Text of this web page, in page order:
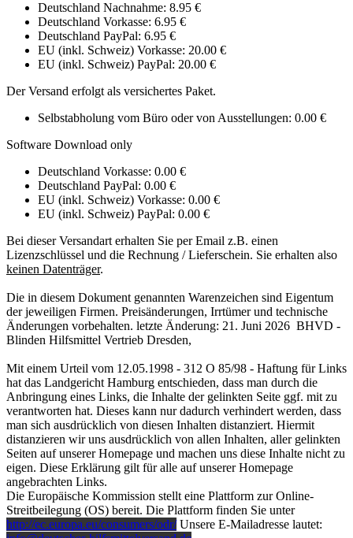
Deutschland Nachnahme: 8.95 €
Deutschland Vorkasse: 6.95 €
Deutschland PayPal: 6.95 €
EU (inkl. Schweiz) Vorkasse: 20.00 €
EU (inkl. Schweiz) PayPal: 20.00 €
Der Versand erfolgt als versichertes Paket.
Selbstabholung vom Büro oder von Ausstellungen: 0.00 €
Software Download only
Deutschland Vorkasse: 0.00 €
Deutschland PayPal: 0.00 €
EU (inkl. Schweiz) Vorkasse: 0.00 €
EU (inkl. Schweiz) PayPal: 0.00 €
Bei dieser Versandart erhalten Sie per Email z.B. einen
Lizenzschlüssel und die Rechnung / Lieferschein. Sie erhalten also
keinen Datenträger.
Die in diesem Dokument genannten Warenzeichen sind Eigentum
der jeweiligen Firmen. Preisänderungen, Irrtümer und technische
Änderungen vorbehalten. letzte Änderung: 21. Juni 2026 BHVD -
Blinden Hilfsmittel Vertrieb Dresden,
Mit einem Urteil vom 12.05.1998 - 312 O 85/98 - Haftung für Links
hat das Landgericht Hamburg entschieden, dass man durch die
Anbringung eines Links, die Inhalte der gelinkten Seite ggf. mit zu
verantworten hat. Dieses kann nur dadurch verhindert werden, dass
man sich ausdrücklich von diesen Inhalten distanziert. Hiermit
distanzieren wir uns ausdrücklich von allen Inhalten, aller gelinkten
Seiten auf unserer Homepage und machen uns diese Inhalte nicht zu
eigen. Diese Erklärung gilt für alle auf unserer Homepage
angebrachten Links.
Die Europäische Kommission stellt eine Plattform zur Online-
Streitbeilegung (OS) bereit. Die Plattform finden Sie unter
http://ec.europa.eu/consumers/odr/Unsere E-Mailadresse lautet: